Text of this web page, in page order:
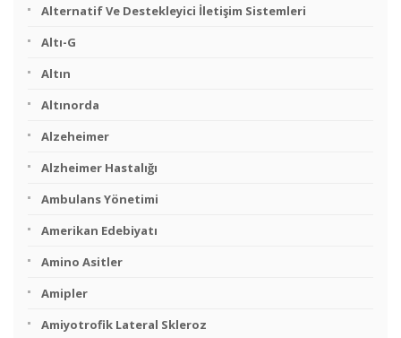
Alternatif Ve Destekleyici İletişim Sistemleri
Altı-G
Altın
Altınorda
Alzeheimer
Alzheimer Hastalığı
Ambulans Yönetimi
Amerikan Edebiyatı
Amino Asitler
Amipler
Amiyotrofik Lateral Skleroz